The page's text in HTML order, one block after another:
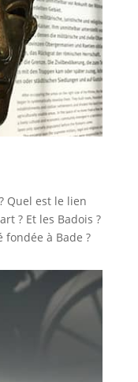
Quel est le lien
? Et les Badois ?
à Bade ?